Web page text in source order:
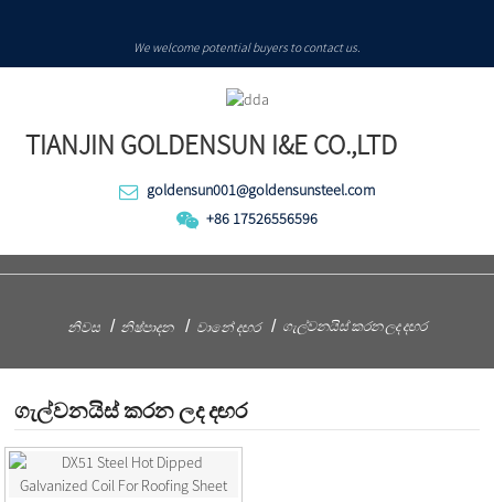
We welcome potential buyers to contact us.
TIANJIN GOLDENSUN I&E CO.,LTD
goldensun001@goldensunsteel.com
+86 17526556596
නිවස නිෂ්පාදන වානේ දඟර ගැල්වනයිස් කරන ලද දඟර
ගැල්වනයිස් කරන ලද දඟර